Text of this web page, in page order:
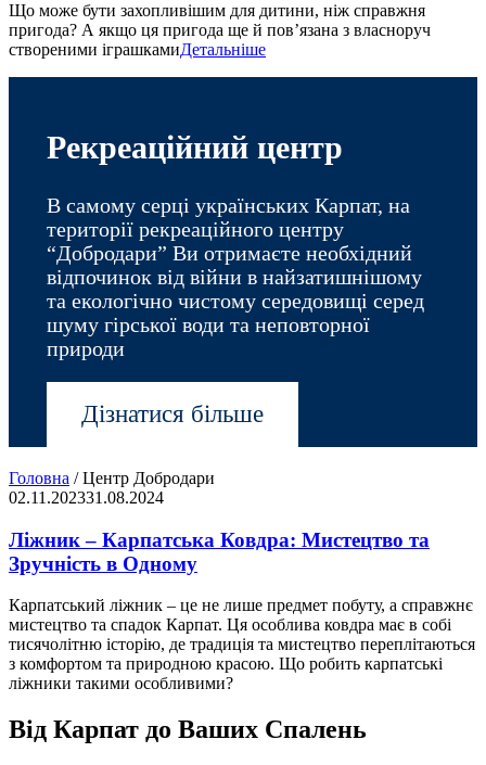
Що може бути захопливішим для дитини, ніж справжня
пригода? А якщо ця пригода ще й пов’язана з власноруч
створеними іграшкамиДетальніше
Рекреаційний центр
В самому серці українських Карпат, на
території рекреаційного центру
“Добродари” Ви отримаєте необхідний
відпочинок від війни в найзатишнішому
та екологічно чистому середовищі серед
шуму гірської води та неповторної
природи
Дізнатися більше
Головна / Центр Добродари
02.11.202331.08.2024
Ліжник – Карпатська Ковдра: Мистецтво та
Зручність в Одному
Карпатський ліжник – це не лише предмет побуту, а справжнє
мистецтво та спадок Карпат. Ця особлива ковдра має в собі
тисячолітню історію, де традиція та мистецтво переплітаються
з комфортом та природною красою. Що робить карпатські
ліжники такими особливими?
Від Карпат до Ваших Спалень